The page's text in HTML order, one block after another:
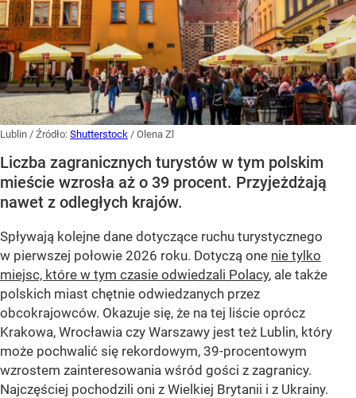
Lublin / Źródło: Shutterstock / Olena Zl
Liczba zagranicznych turystów w tym polskim
mieście wzrosła aż o 39 procent. Przyjeżdżają
nawet z odległych krajów.
Spływają kolejne dane dotyczące ruchu turystycznego
w pierwszej połowie 2026 roku. Dotyczą one nie tylko
miejsc, które w tym czasie odwiedzali Polacy, ale także
polskich miast chętnie odwiedzanych przez
obcokrajowców. Okazuje się, że na tej liście oprócz
Krakowa, Wrocławia czy Warszawy jest też Lublin, który
może pochwalić się rekordowym, 39-procentowym
wzrostem zainteresowania wśród gości z zagranicy.
Najczęściej pochodzili oni z Wielkiej Brytanii i z Ukrainy.